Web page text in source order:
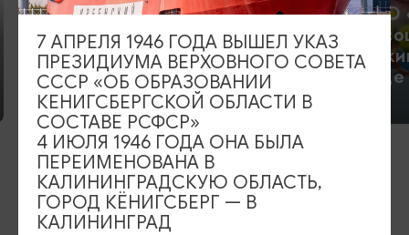
Комитет по социальной
политике г.Калининграда
МАУ СО
центр
в
ИЩИТЕ ТАКЖЕ НА НАШЕМ САЙТЕ
7 АПРЕЛЯ 1946 ГОДА ВЫШЕЛ УКАЗ
ПРЕЗИДИУМА ВЕРХОВНОГО СОВЕТА
СССР «ОБ ОБРАЗОВАНИИ
КЕНИГСБЕРГСКОЙ ОБЛАСТИ В
СОСТАВЕ РСФСР»
4 ИЮЛЯ 1946 ГОДА ОНА БЫЛА
ПЕРЕИМЕНОВАНА В
КАЛИНИНГРАДСКУЮ ОБЛАСТЬ,
ГОРОД КЁНИГСБЕРГ — В
КАЛИНИНГРАД